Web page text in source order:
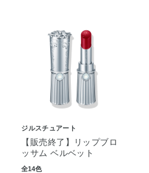
ジルスチュアート
【販売終了】リップブロ
ッサム ベルベット
全14色